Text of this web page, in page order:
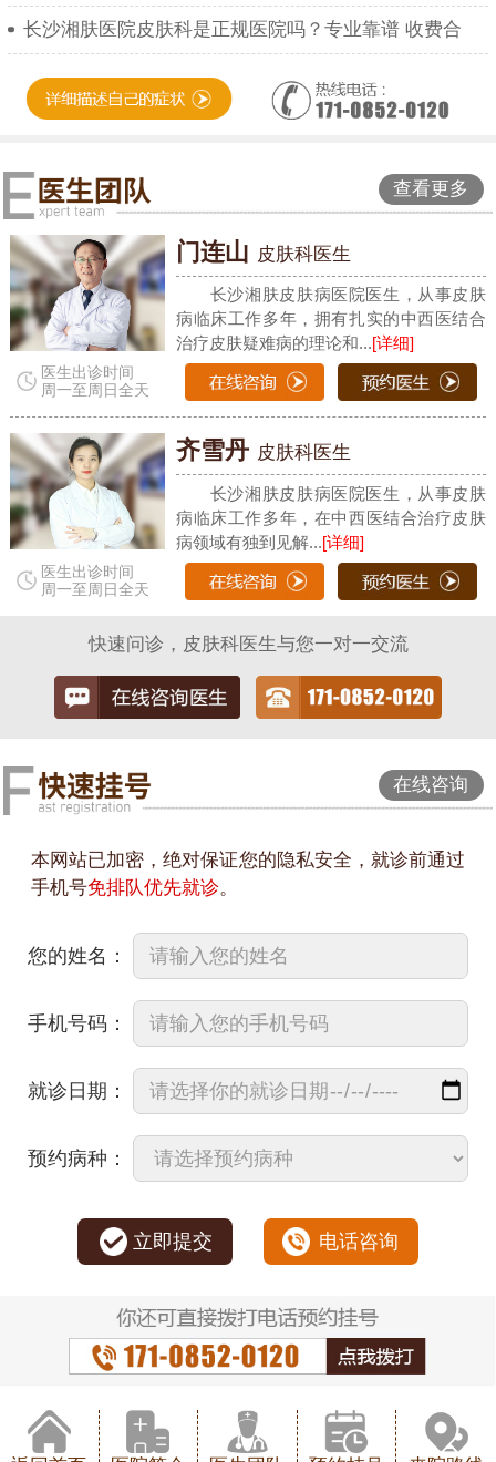
长沙湘肤医院皮肤科是正规医院吗？专业靠谱 收费合
查看更多
医生出诊时间
周一至周日全天
门连山 皮肤科医生
长沙湘肤皮肤病医院医生，从事皮肤
病临床工作多年，拥有扎实的中西医结合
治疗皮肤疑难病的理论和...[详细]
医生出诊时间
周一至周日全天
齐雪丹 皮肤科医生
长沙湘肤皮肤病医院医生，从事皮肤
病临床工作多年，在中西医结合治疗皮肤
病领域有独到见解...[详细]
快速问诊，皮肤科医生与您一对一交流
在线咨询
本网站已加密，绝对保证您的隐私安全，就诊前通过
手机号免排队优先就诊。
您的姓名：
手机号码：
就诊日期：
预约病种：
立即提交 电话咨询